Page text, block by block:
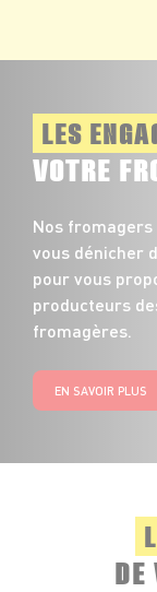
LES
VOTRE
Nos fromagers
vous dénicher
pour vous
producteurs
fromagères.
EN SAVOIR PLUS
DE